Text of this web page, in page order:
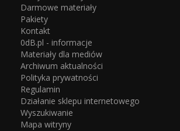
Darmowe materiały
Pakiety
Kontakt
0dB.pl - informacje
Materiały dla mediów
Archiwum aktualności
Polityka prywatności
Regulamin
Działanie sklepu internetowego
Wyszukiwanie
Mapa witryny